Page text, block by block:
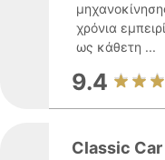
χρόνια
ως κάθετη ...
9.4
Classic